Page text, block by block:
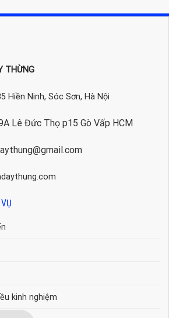
THỪNG
Hiền Ninh, Sóc Sơn, Hà Nội
Lê Đức Thọ p15 Gò Vấp HCM
kinh nghiệm